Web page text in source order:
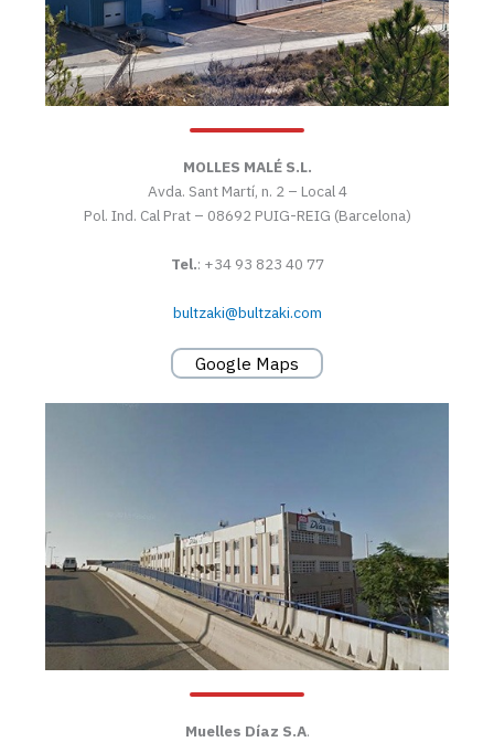
MOLLES MALÉ S.L.
Avda. Sant Martí, n. 2 – Local 4
Pol. Ind. Cal Prat – 08692 PUIG-REIG (Barcelona)
Tel.: +34 93 823 40 77
bultzaki@bultzaki.com
Google Maps
Muelles Díaz S.A.